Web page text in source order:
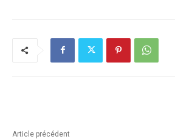
Article précédent